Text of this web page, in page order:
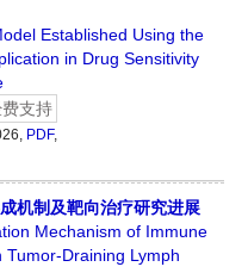
Established Using the
in Drug Sensitivity
支持
PDF,
机制及靶向治疗研究进展
Mechanism of Immune
Draining Lymph